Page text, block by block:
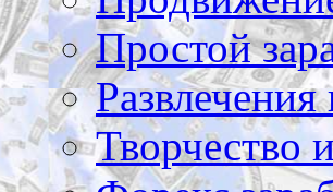
Простой
Развлечения
Творчество